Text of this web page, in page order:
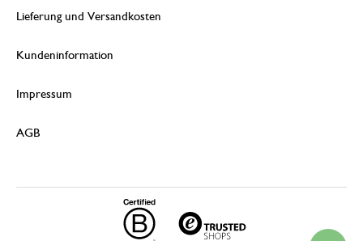
Lieferung und Versandkosten
Kundeninformation
Impressum
AGB